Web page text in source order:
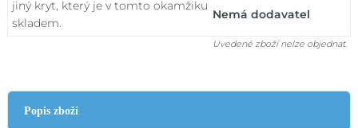
jiný kryt, který je v tomto okamžiku
skladem.
Nemá dodavatel
Uvedené zboží nelze objednat.
Popis zboží